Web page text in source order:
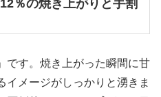
％の焼き上がりと手割
です。焼き上がった瞬間に甘
イメージがしっかりと湧きま